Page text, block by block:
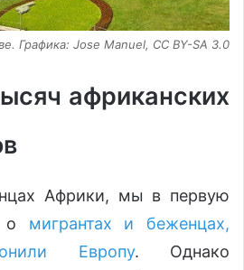
Графика: Jose Manuel, CC BY-SA 3.0
африканских
Африки, мы в первую
о мигрантах и беженцах,
Европу. Однако